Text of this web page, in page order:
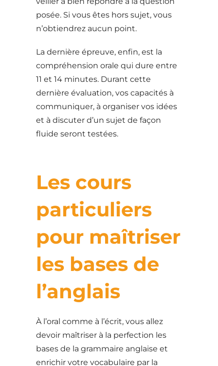
posée. Si vous êtes hors sujet, vous
n’obtiendrez aucun point.
La dernière épreuve, enfin, est la
compréhension orale qui dure entre
11 et 14 minutes. Durant cette
dernière évaluation, vos capacités à
communiquer, à organiser vos idées
et à discuter d’un sujet de façon
fluide seront testées.
Les cours
particuliers
pour maîtriser
les bases de
l’anglais
À l’oral comme à l’écrit, vous allez
devoir maîtriser à la perfection les
bases de la grammaire anglaise et
enrichir votre vocabulaire par la